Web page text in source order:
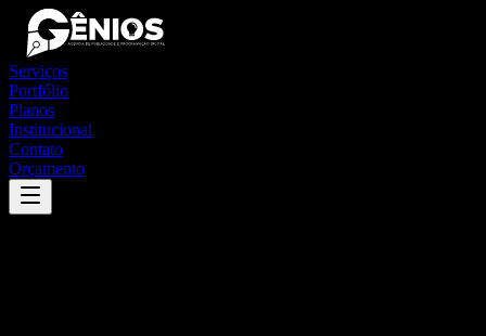
Serviços
Portfólio
Planos
Institucional
Contato
Orçamento